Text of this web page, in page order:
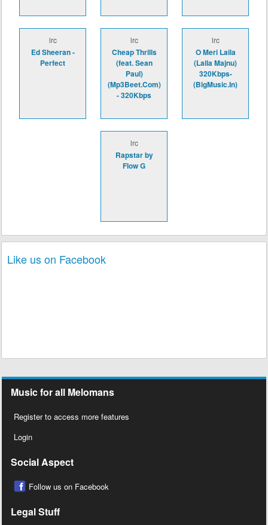
lrc
Ed Sheeran -
Perfect
lrc
Cheap Thrills
(feat. Sean
Paul)
(Mp3Beet.Com)
- 320Kbps
lrc
O Meri Laila
(Laila Majnu)
320Kbps-
(BigMusic.In)
lrc
Rapstar by
Flow G
Like us on Facebook
Music for all Melomans
Register to access more features
Login
Social Aspect
Follow us on Facebook
Legal Stuff